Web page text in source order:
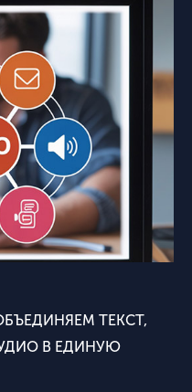
ТЕКСТ,
В ЕДИНУЮ